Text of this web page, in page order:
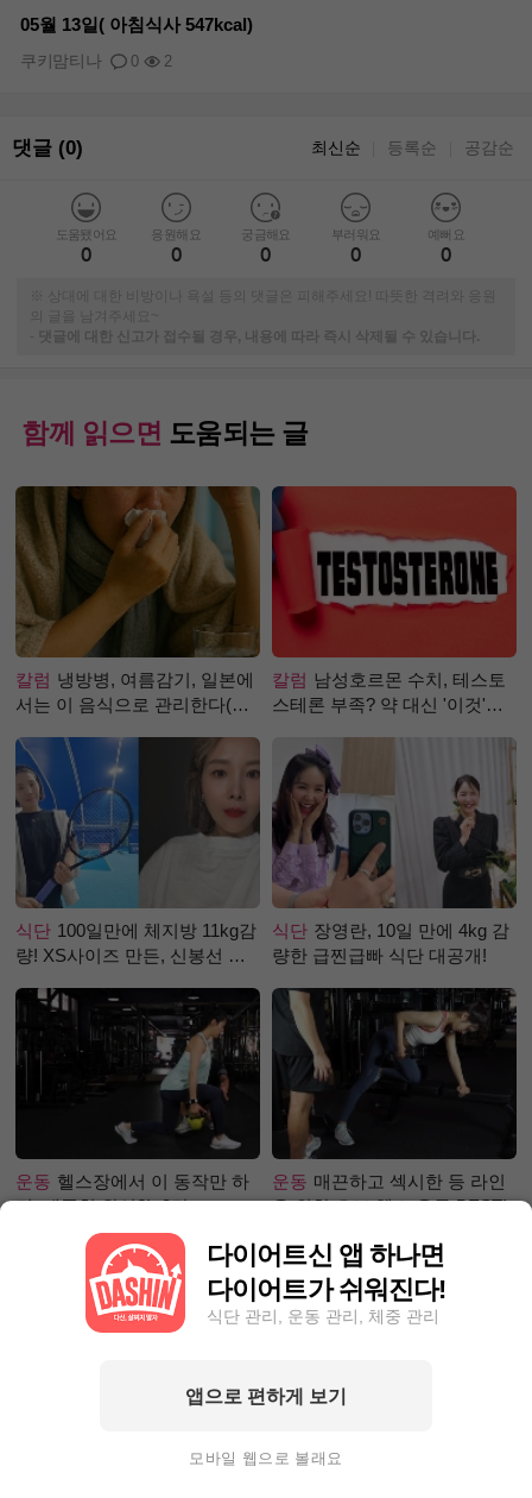
05월 13일( 아침식사 547kcal)
0 2
쿠키맘티나
댓글 (0) 최신순 등록순 공감순
도움됐어요
0
응원해요
0
궁금해요
0
부러워요
0
예뻐요
0
※ 상대에 대한 비방이나 욕설 등의 댓글은 피해주세요! 따뜻한 격려와 응원
의 글을 남겨주세요~
-
댓글에 대한 신고가 접수될 경우, 내용에 따라 즉시 삭제될 수 있습니다.
함께 읽으면 도움되는 글
칼럼 냉방병, 여름감기, 일본에
서는 이 음식으로 관리한다(생
칼럼 남성호르몬 수치, 테스토
스테론 부족? 약 대신 '이것'으
식단 100일만에 체지방 11kg감
량! XS사이즈 만든, 신봉선 식
식단 장영란, 10일 만에 4kg 감
량한 급찐급빠 식단 대공개!
운동 헬스장에서 이 동작만 하
면, 애플힙 완성?! -2탄-
운동 매끈하고 섹시한 등 라인
을 위한 초보 헬스 운동 BEST!
완벽한 눈바디를 가지기까지?
DOWN! 근육부족 몸매 ☞ 탄탄
다이어트신 앱 하나면
다이어트가 쉬워진다!
식단 관리, 운동 관리, 체중 관리
앱으로 편하게 보기
모바일 웹으로 볼래요